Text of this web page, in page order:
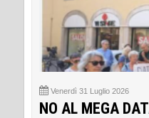
Venerdì 31 Luglio 2026
NO AL MEGA